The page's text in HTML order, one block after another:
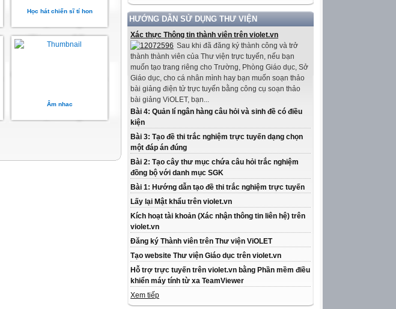
HƯỚNG DẪN SỬ DỤNG THƯ VIỆN
Xác thực Thông tin thành viên trên violet.vn
Sau khi đã đăng ký thành công và trở
thành thành viên của Thư viện trực tuyến, nếu bạn
muốn tạo trang riêng cho Trường, Phòng Giáo dục, Sở
Giáo dục, cho cá nhân mình hay bạn muốn soạn thảo
bài giảng điện tử trực tuyến bằng công cụ soạn thảo
bài giảng ViOLET, bạn...
Bài 4: Quản lí ngân hàng câu hỏi và sinh đề có điều
kiện
Bài 3: Tạo đề thi trắc nghiệm trực tuyến dạng chọn
một đáp án đúng
Bài 2: Tạo cây thư mục chứa câu hỏi trắc nghiệm
đồng bộ với danh mục SGK
Bài 1: Hướng dẫn tạo đề thi trắc nghiệm trực tuyến
Lấy lại Mật khẩu trên violet.vn
Kích hoạt tài khoản (Xác nhận thông tin liên hệ) trên
violet.vn
Đăng ký Thành viên trên Thư viện ViOLET
Tạo website Thư viện Giáo dục trên violet.vn
Hỗ trợ trực tuyến trên violet.vn bằng Phần mềm điều
khiển máy tính từ xa TeamViewer
Xem tiếp
Học hát chiến sĩ tí hon
Âm nhac